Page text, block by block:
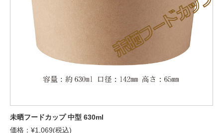
未晒フードカップ 中型 630ml
価格：¥1,069(税込)